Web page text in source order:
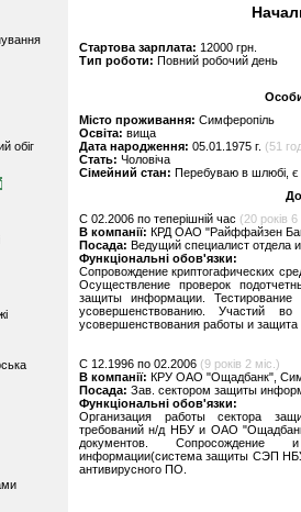
обіг
Стартова зарплата: 12000 грн.
Тип роботи: Повний робочий день
Місто проживання: Симферопіль
Освіта: вища
Дата народження: 05.01.1975 г. (51
Стать: Чоловіча
Сімейний стан: Перебуваю в шлюбі, є
C 02.2006 по теперішній час (20 років 6
В компанії: КРД ОАО "Райффайзен
Посада: Ведущий специалист отдела
Функціональні обов'язки:
Сопровождение криптогафических
Осуществление проверок
защиты информации.
усовершенствованию. Участий
усовершенствования работы и защита
C 12.1996 по 02.2006 (9 років 2 міс.)
В компанії: КРУ ОАО "Ощадбанк",
Посада: Зав. сектором защиты
Функціональні обов'язки:
Организация работы сектора
требований н/д НБУ и ОАО
документов. Сопросождение
информации(система защиты СЭП НБУ
антивирусного ПО.